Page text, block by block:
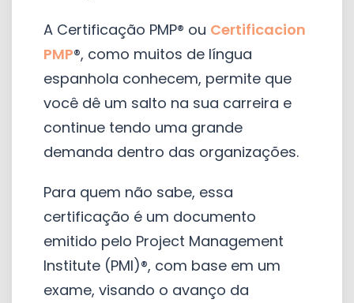
A Certificação PMP® ou Certificacion
PMP®, como muitos de língua
espanhola conhecem, permite que
você dê um salto na sua carreira e
continue tendo uma grande
demanda dentro das organizações.
Para quem não sabe, essa
certificação é um documento
emitido pelo Project Management
Institute (PMI)®, com base em um
exame, visando o avanço da